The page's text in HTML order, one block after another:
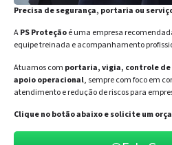
Precisa de segurança, portaria ou
APS Proteçãoé uma empresa
equipe treinada e acompanhamento
Atuamos com portaria, vigia, controle de
apoio operacional, sempre com foco em
atendimento e redução de riscos para
Clique no botão abaixo e solicite um